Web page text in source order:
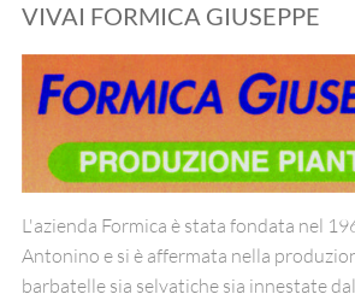
VIVAI FORMICA GIUSEPPE
L'azienda Formica è stata fondata nel
Antonino e si è affermata nella
barbatelle sia selvatiche sia innestate